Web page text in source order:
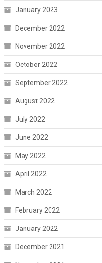
January 2023
December 2022
November 2022
October 2022
September 2022
August 2022
July 2022
June 2022
May 2022
April 2022
March 2022
February 2022
January 2022
December 2021